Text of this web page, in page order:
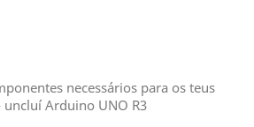
necessários para os teus
Arduino UNO R3